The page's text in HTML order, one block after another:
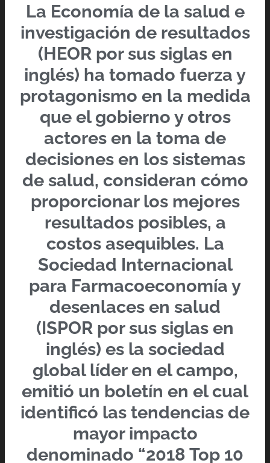
La Economía de la salud e
investigación de resultados
(HEOR por sus siglas en
inglés) ha tomado fuerza y
protagonismo en la medida
que el gobierno y otros
actores en la toma de
decisiones en los sistemas
de salud, consideran cómo
proporcionar los mejores
resultados posibles, a
costos asequibles. La
Sociedad Internacional
para Farmacoeconomía y
desenlaces en salud
(ISPOR por sus siglas en
inglés) es la sociedad
global líder en el campo,
emitió un boletín en el cual
identificó las tendencias de
mayor impacto
denominado “2018 Top 10